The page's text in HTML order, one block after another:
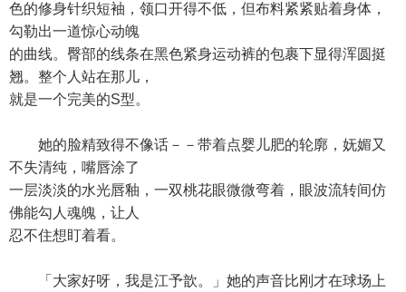
色的修身针织短袖，领口开得不低，但布料紧紧贴着身体，
勾勒出一道惊心动魄
的曲线。臀部的线条在黑色紧身运动裤的包裹下显得浑圆挺
翘。整个人站在那儿，
就是一个完美的S型。
她的脸精致得不像话－－带着点婴儿肥的轮廓，妩媚又
不失清纯，嘴唇涂了
一层淡淡的水光唇釉，一双桃花眼微微弯着，眼波流转间仿
佛能勾人魂魄，让人
忍不住想盯着看。
「大家好呀，我是江予歆。」她的声音比刚才在球场上